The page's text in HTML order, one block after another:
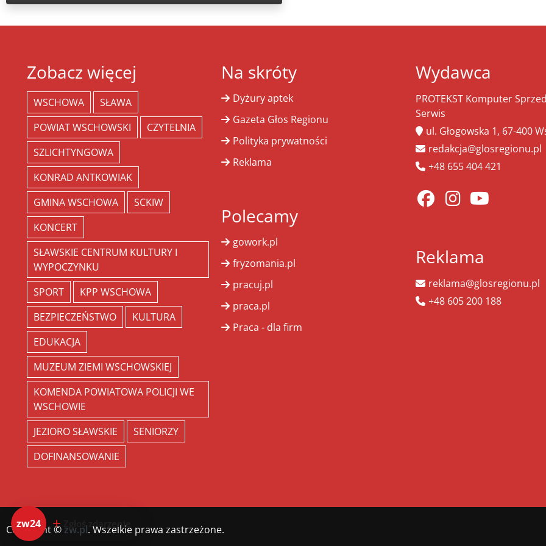
Zobacz więcej
WSCHOWA
SŁAWA
POWIAT WSCHOWSKI
CZYTELNIA
SZLICHTYNGOWA
KONRAD ANTKOWIAK
GMINA WSCHOWA
SCKIW
KONCERT
SŁAWSKIE CENTRUM KULTURY I
WYPOCZYNKU
SPORT
KPP WSCHOWA
BEZPIECZEŃSTWO
KULTURA
EDUKACJA
MUZEUM ZIEMI WSCHOWSKIEJ
KOMENDA POWIATOWA POLICJI WE
WSCHOWIE
JEZIORO SŁAWSKIE
SENIORZY
DOFINANSOWANIE
Na skróty
Dyżury aptek
Gazeta Głos Regionu
Polityka prywatności
Reklama
Polecamy
gowork.pl
fryzomania.pl
pracuj.pl
praca.pl
Praca - dla firm
Wydawca
PROTEKST Komputer
Serwis
ul. Głogowska 1, 67-400
redakcja@glosregionu.pl
+48 655 404 421
Reklama
reklama@glosregionu.pl
+48 605 200 188
Copyright © zw.pl. Wszelkie prawa zastrzeżone.
zw24 Zgłoś zdarzenie